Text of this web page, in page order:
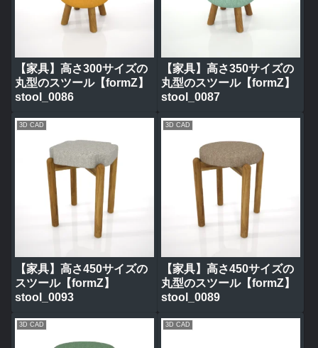
【家具】高さ300サイズの
丸型のスツール【formZ】
stool_0086
【家具】高さ350サイズの
丸型のスツール【formZ】
stool_0087
3D CAD
【家具】高さ450サイズの
スツール【formZ】
stool_0093
3D CAD
【家具】高さ450サイズの
丸型のスツール【formZ】
stool_0089
3D CAD 3D CAD